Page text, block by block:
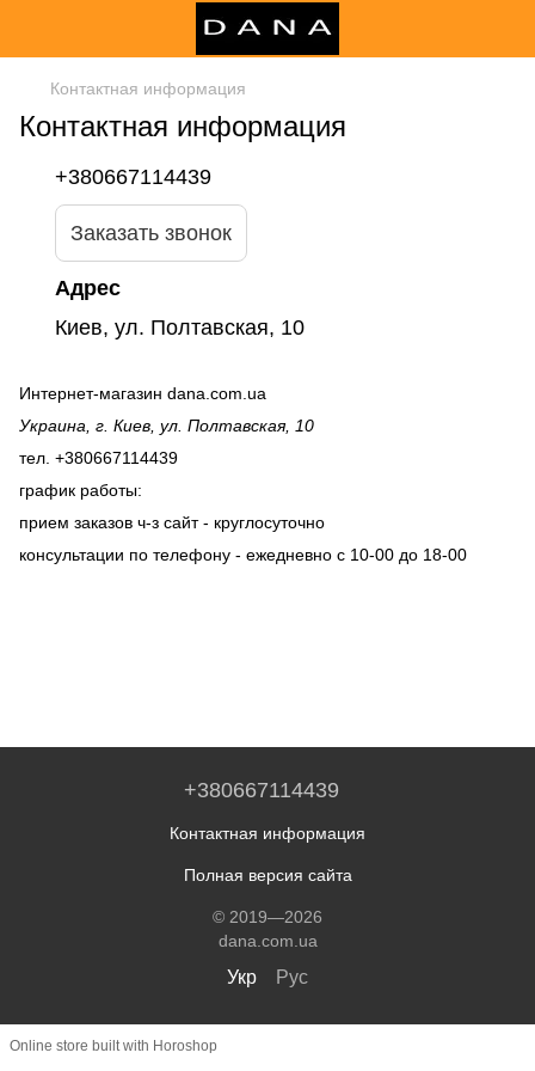
Контактная информация
Контактная информация
+380667114439
Заказать звонок
Адрес
Киев, ул. Полтавская, 10
Интернет-магазин dana.com.ua
Украина, г. Киев, ул. Полтавская, 10
тел. +380667114439
график работы:
прием заказов ч-з сайт - круглосуточно
консультации по телефону - ежедневно с 10-00 до 18-00
+380667114439
Контактная информация
Полная версия сайта
© 2019—2026
dana.com.ua
Укр Рус
Online store built with Horoshop